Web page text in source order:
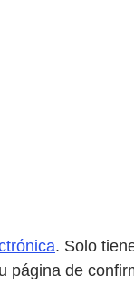
. Solo
página de